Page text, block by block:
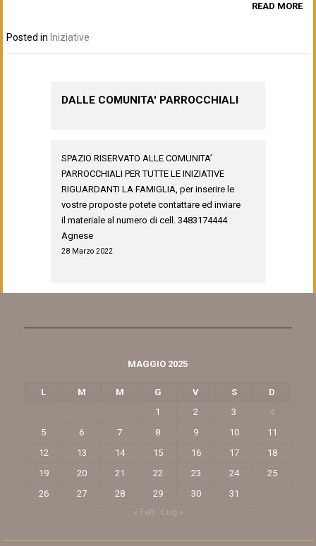
READ MORE
Posted in Iniziative
DALLE COMUNITA' PARROCCHIALI
SPAZIO RISERVATO ALLE COMUNITA’
PARROCCHIALI PER TUTTE LE INIZIATIVE
RIGUARDANTI LA FAMIGLIA, per inserire le
vostre proposte potete contattare ed inviare
il materiale al numero di cell. 3483174444
Agnese
28 Marzo 2022
MAGGIO 2025
L M M G V S
D
1
2 3
4
5
6 7 8 9 10
11
12
13 14 15 16 17
18
19
20 21 22 23 24
25
26
27 28 29 30
31
« Feb
Lug »